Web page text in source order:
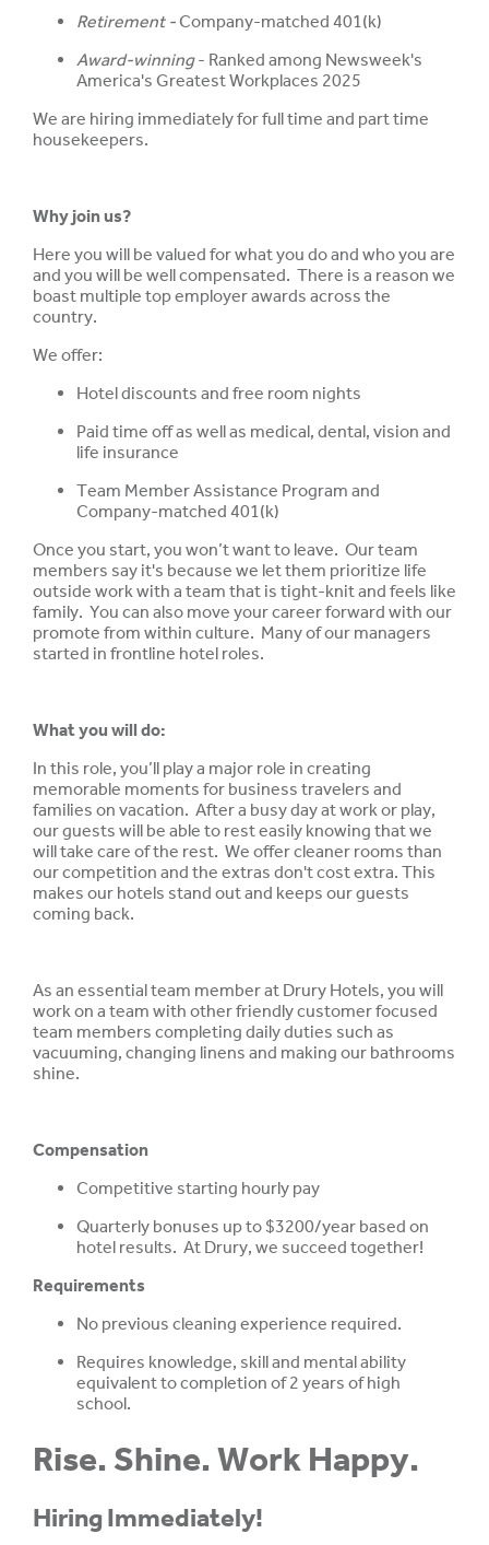
Retirement -Company-matched 401(k)
Award-winning- Ranked among Newsweek's
America's Greatest Workplaces 2025
We are hiring immediately for full time and part time
housekeepers.
Why join us?
Here you will be valued for what you do and who you are
and you will be well compensated. There is a reason we
boast multiple top employer awards across the
country.
We offer:
Hotel discounts and free room nights
Paid time off as well as medical, dental, vision and
life insurance
Team Member Assistance Program and
Company-matched 401(k)
Once you start, you won’t want to leave. Our team
members say it's because we let them prioritize life
outside work with a team that is tight-knit and feels like
family. You can also move your career forward with our
promote from within culture. Many of our managers
started in frontline hotel roles.
What you will do:
In this role, you’ll play a major role in creating
memorable moments for business travelers and
families on vacation. After a busy day at work or play,
our guests will be able to rest easily knowing that we
will take care of the rest. We offer cleaner rooms than
our competition and the extras don't cost extra. This
makes our hotels stand out and keeps our guests
coming back.
As an essential team member at Drury Hotels, you will
work on a team with other friendly customer focused
team members completing daily duties such as
vacuuming, changing linens and making our bathrooms
shine.
Compensation
Competitive starting hourly pay
Quarterly bonuses up to $3200/year based on
hotel results. At Drury, we succeed together!
Requirements
No previous cleaning experience required.
Requires knowledge, skill and mental ability
equivalent to completion of 2 years of high
school.
Rise. Shine. Work Happy.
Hiring Immediately!